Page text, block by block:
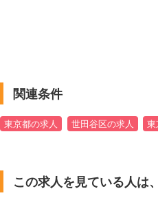
関連条件
東京都の求人 世田谷区の求人 東
この求人を見ている人は